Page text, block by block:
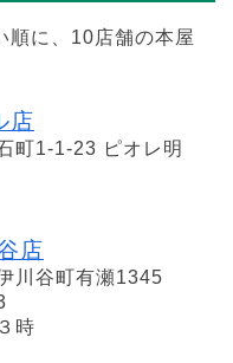
順に、10店舗の本屋
店
町1-1-23 ピオレ明
店
川谷町有瀬1345
時